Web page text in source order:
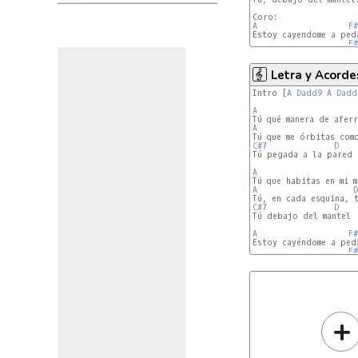
A
Estoy cayendome a
Letra y
Intro [A Dadd9 A
A
A
C#7
D
Tú pegada a la pared
A
A
C#7
D
Tú debajo del mantel
A
Estoy cayéndome a
+